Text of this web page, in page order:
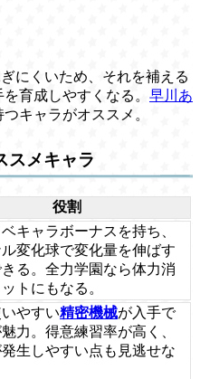
にくいため、それを補える
育成しやすくなる。 早川あ
キャラがオススメ。
スメキャラ
役割
キャラボーナスを持ち、
変化球で変化量を伸ばす
る。全力学園なら体力消
トにもなる。
やすい精密機械が入手で
力。得意練習率が高く、
生しやすい点も見逃せな